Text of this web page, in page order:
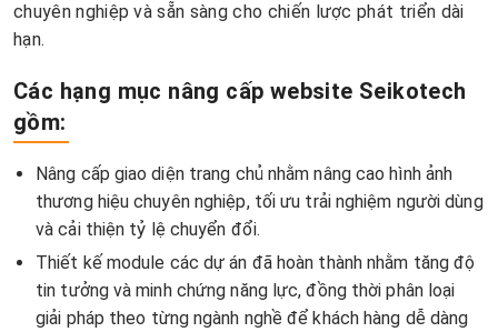
chuyên nghiệp và sẵn sàng cho chiến lược phát triển dài
hạn.
Các hạng mục nâng cấp website Seikotech
gồm:
Nâng cấp giao diện trang chủ nhằm nâng cao hình ảnh
thương hiệu chuyên nghiệp, tối ưu trải nghiệm người dùng
và cải thiện tỷ lệ chuyển đổi.
Thiết kế module các dự án đã hoàn thành nhằm tăng độ
tin tưởng và minh chứng năng lực, đồng thời phân loại
giải pháp theo từng ngành nghề để khách hàng dễ dàng